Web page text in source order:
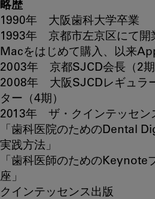
略歴
1990年 大阪歯科大学卒業
1993年 京都市左京区にて開
Macをはじめて購入、以来
2003年 京都SJCD会長（2期
2008年 大阪SJCDレギュラ
ター（4期）
2013年 ザ・クインテッセン
「歯科医院のためのDental
実践方法」
「歯科医師のためのKeynote
座」
クインテッセンス出版